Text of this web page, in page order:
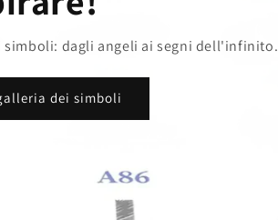
simboli: dagli angeli ai segni dell'infinito.
dei simboli